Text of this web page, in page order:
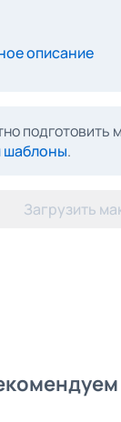
описание
подготовить
шаблоны.
Загрузить